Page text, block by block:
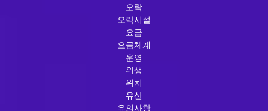
오락
오락시설
요금
요금체계
운영
위생
위치
유산
유의사항